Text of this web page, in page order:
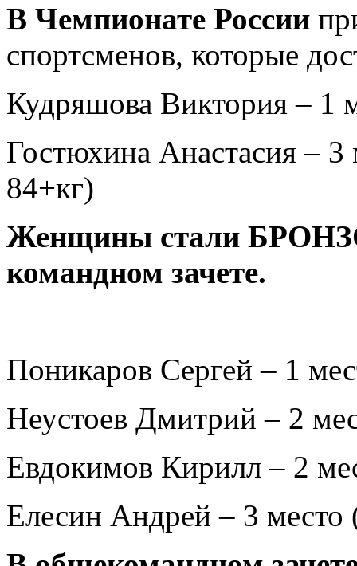
В Чемпионате России
спортсменов, которые
Кудряшова Виктория – 1
Гостюхина Анастасия – 3
84+кг)
Женщины стали
командном зачете.
Поникаров Сергей – 1
Неустоев Дмитрий – 2
Евдокимов Кирилл – 2
Елесин Андрей – 3 место